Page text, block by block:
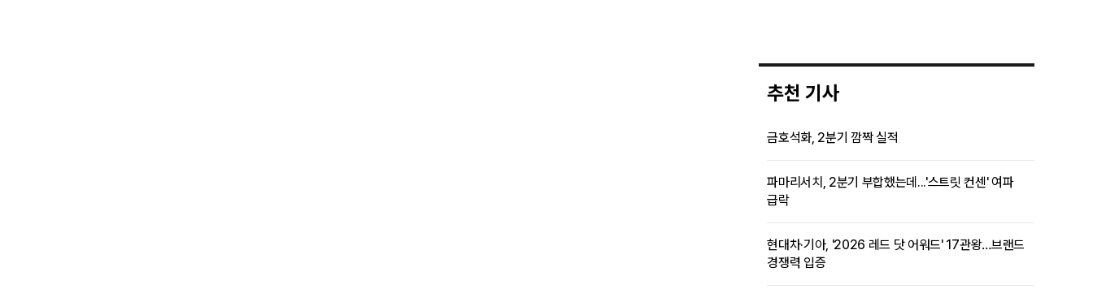
추천 기사
금호석화, 2분기 깜짝 실적
파마리서치, 2분기 부합했는데...'스트릿 컨센' 여파
급락
현대차·기아, '2026 레드 닷 어워드' 17관왕…브랜드
경쟁력 입증